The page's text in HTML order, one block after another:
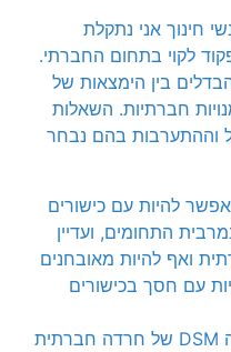
חינוך אני נתקלת
לקוי בתחום החברתי.
בין הימצאות של
חברתיות. השאלות
וההתערבות בהם נבחר
להיות עם כישורים
התחומים, ועדיין
ואף להיות מאובחנים
עם חסך בכישורים
גישה זו מסתמכת גם על הגדרת ה DSM של חרדה חברתית